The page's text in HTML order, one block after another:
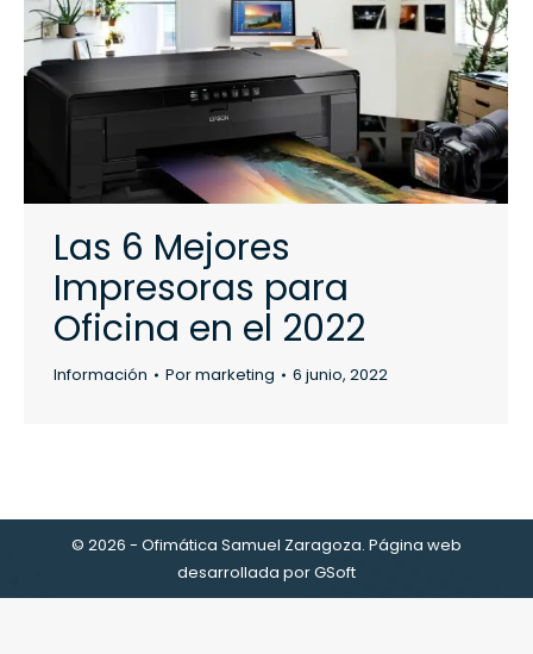
Las 6 Mejores
Impresoras para
Oficina en el 2022
Información Pormarketing 6 junio, 2022
© 2026 - Ofimática Samuel Zaragoza. Página web
desarrollada porGSoft